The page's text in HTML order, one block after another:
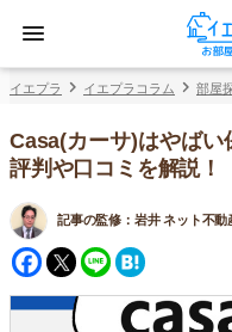
イエプラ イエプラコラム 部屋
Casa(カーサ)はやばい
評判や口コミを解説！
記事の監修： 岩井 ネット不動
Facebook
Twitter
Line